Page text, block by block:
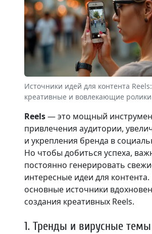
Источники идей для контента
креативные и вовлекающие ролики
Reels— это мощный
привлечения аудитории,
и укрепления бренда в
Но чтобы добиться успеха,
постоянно генерировать
интересные идеи для
основные источники
создания креативных Reels.
1. Тренды и вирусные темы